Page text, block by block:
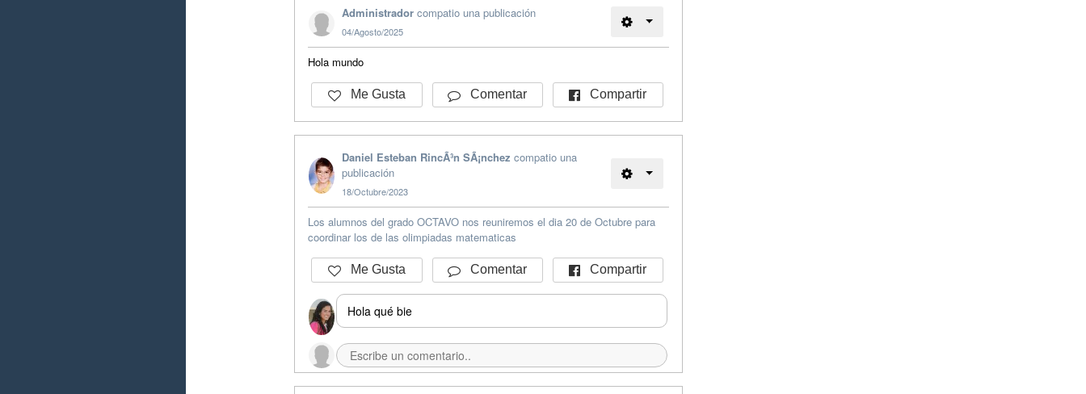
Administrador compatio una publicación
04/Agosto/2025
Hola mundo
Me Gusta Comentar Compartir
Daniel Esteban RincÃ³n SÃ¡nchez compatio una
publicación
18/Octubre/2023
Los alumnos del grado OCTAVO nos reuniremos el dia 20 de Octubre para
coordinar los de las olimpiadas matematicas
Me Gusta Comentar Compartir
Hola qué bie